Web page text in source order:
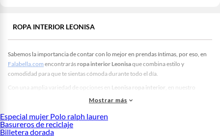
ROPA INTERIOR LEONISA
Sabemos la importancia de contar con lo mejor en prendas íntimas, por eso, en
Falabella.com encontrarásropa interior Leonisaque combina estilo y
comodidad para que te sientas cómoda durante todo el día.
Con una amplia variedad de opciones en Leonisa ropa interior , en nuestro
catálogo en línea encontrarás brasieres, calzones, fajas, modeladores, tangas y
esfuerzo.
HallarásLeonisa lenceríaque se adapta a todo tipo de cuerpos, realzando la
Mostrar más
Especial mujer Polo ralph lauren
Basureros de reciclaje
Billetera dorada